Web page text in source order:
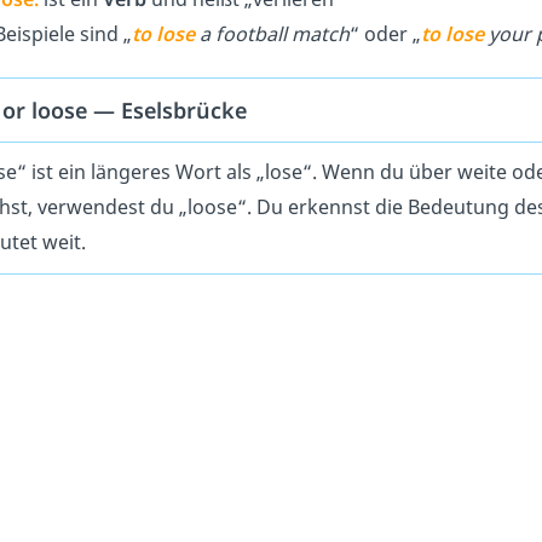
sind „to losea football match“ oder „to loseyour
loose — Eselsbrücke
ist ein längeres Wort als „lose“. Wenn du über weite
verwendest du „loose“. Du erkennst die Bedeutung
weit.